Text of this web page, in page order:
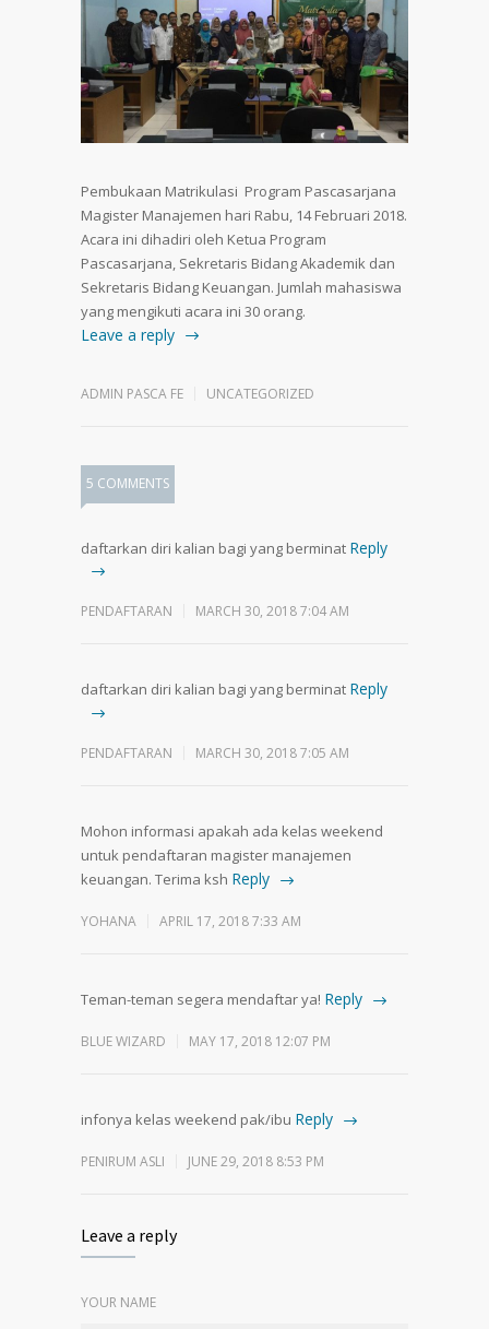
Pembukaan Matrikulasi Program Pascasarjana
Magister Manajemen hari Rabu, 14 Februari 2018.
Acara ini dihadiri oleh Ketua Program
Pascasarjana, Sekretaris Bidang Akademik dan
Sekretaris Bidang Keuangan. Jumlah mahasiswa
yang mengikuti acara ini 30 orang.
Leave a reply
ADMIN PASCA FE UNCATEGORIZED
5 COMMENTS
daftarkan diri kalian bagi yang berminat Reply
PENDAFTARAN MARCH 30, 2018 7:04 AM
daftarkan diri kalian bagi yang berminat Reply
PENDAFTARAN MARCH 30, 2018 7:05 AM
Mohon informasi apakah ada kelas weekend
untuk pendaftaran magister manajemen
keuangan. Terima ksh Reply
YOHANA APRIL 17, 2018 7:33 AM
Teman-teman segera mendaftar ya! Reply
BLUE WIZARD MAY 17, 2018 12:07 PM
infonya kelas weekend pak/ibu Reply
PENIRUM ASLI JUNE 29, 2018 8:53 PM
Leave a reply
YOUR NAME